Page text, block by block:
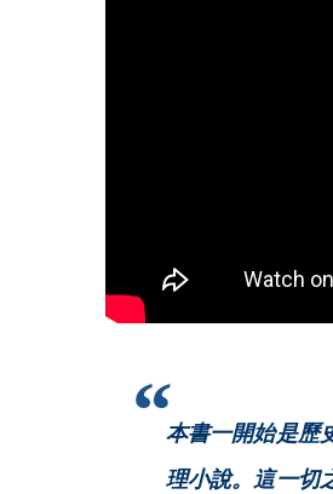
本書一開始是歷
理小說。這一切